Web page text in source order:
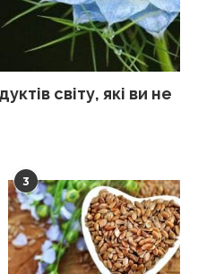
світу, які ви не
3